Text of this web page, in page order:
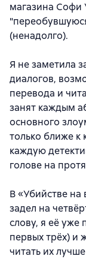
магазина
(ненадолго).
Я не заметила
диалогов,
перевода и
занят каждым
основного
только ближе к
каждую
голове на
В «Убийстве на
задел на
слову, я её уже
первых трёх) и
читать их